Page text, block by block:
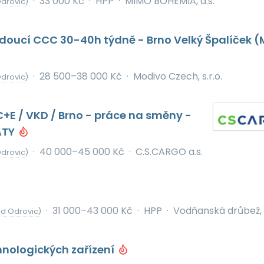
CCC 30-40h týdně - Brno Velký Špalíček
· 28 500–38 000 Kč · Modivo Czech, s.r.o.
/ VKD / Brno - práce na směny -
· 40 000–45 000 Kč · C.S.CARGO a.s.
Odrovic) · 31 000–43 000 Kč · HPP · Vodňanská drůbež,
zařízení